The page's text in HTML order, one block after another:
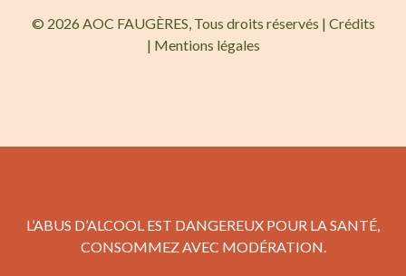
© 2026 AOC FAUGÈRES, Tous droits réservés | Crédits
| Mentions légales
L’ABUS D’ALCOOL EST DANGEREUX POUR LA SANTÉ,
CONSOMMEZ AVEC MODÉRATION.